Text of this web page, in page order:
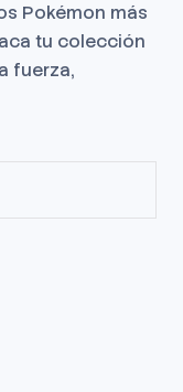
Pokémon más
tu colección
fuerza,